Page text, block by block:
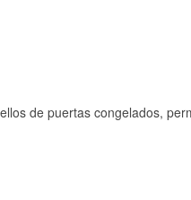
de puertas congelados,